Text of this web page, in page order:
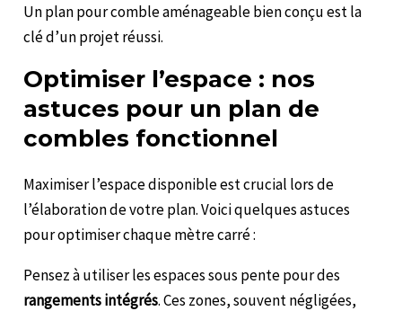
Un plan pour comble aménageable bien conçu est la
clé d’un projet réussi.
Optimiser l’espace : nos
astuces pour un plan de
combles fonctionnel
Maximiser l’espace disponible est crucial lors de
l’élaboration de votre plan. Voici quelques astuces
pour optimiser chaque mètre carré :
Pensez à utiliser les espaces sous pente pour des
rangements intégrés. Ces zones, souvent négligées,